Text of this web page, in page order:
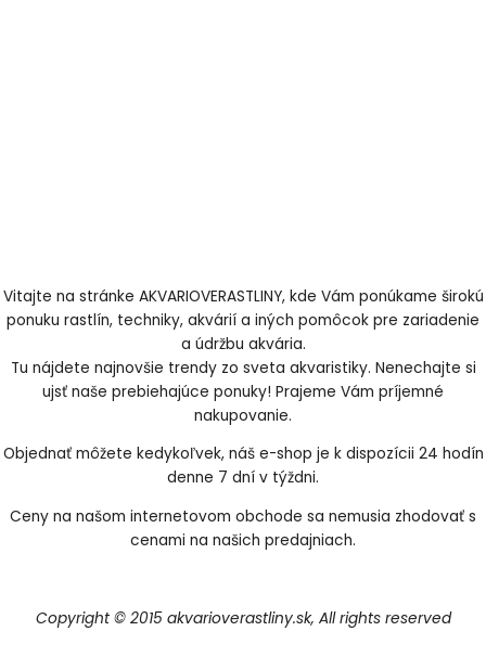
Vitajte na stránke AKVARIOVERASTLINY, kde Vám ponúkame širokú
ponuku rastlín, techniky, akvárií a iných pomôcok pre zariadenie
a údržbu akvária.
Tu nájdete najnovšie trendy zo sveta akvaristiky. Nenechajte si
ujsť naše prebiehajúce ponuky! Prajeme Vám príjemné
nakupovanie.
Objednať môžete kedykoľvek, náš e-shop je k dispozícii 24 hodín
denne 7 dní v týždni.
Ceny na našom internetovom obchode sa nemusia zhodovať s
cenami na našich predajniach.
Copyright © 2015 akvarioverastliny.sk, All rights reserved